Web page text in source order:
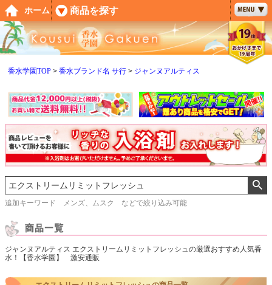
香水学園TOP 香水ブランド名 サ行 ジャンヌアルティス
追加キーワード メンズ、ムスク などで絞り込み可能
ジャンヌアルティス エクストリームリミットフレッシュの厳選おすすめ人気香
水！【香水学園】 激安通販
ペー
ジト
ップ
へ
ホーム 商品を探す